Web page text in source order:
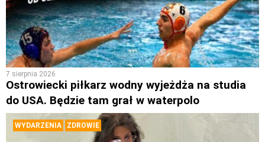
7 sierpnia 2026
Ostrowiecki piłkarz wodny wyjeżdża na studia
do USA. Będzie tam grał w waterpolo
WYDARZENIA ZDROWIE